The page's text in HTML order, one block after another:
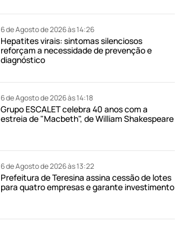
6 de Agosto de 2026 às 14:26
Hepatites virais: sintomas silenciosos
reforçam a necessidade de prevenção e
diagnóstico
6 de Agosto de 2026 às 14:18
Grupo ESCALET celebra 40 anos com a
estreia de "Macbeth", de William Shakespeare
6 de Agosto de 2026 às 13:22
Prefeitura de Teresina assina cessão de lotes
para quatro empresas e garante investimento